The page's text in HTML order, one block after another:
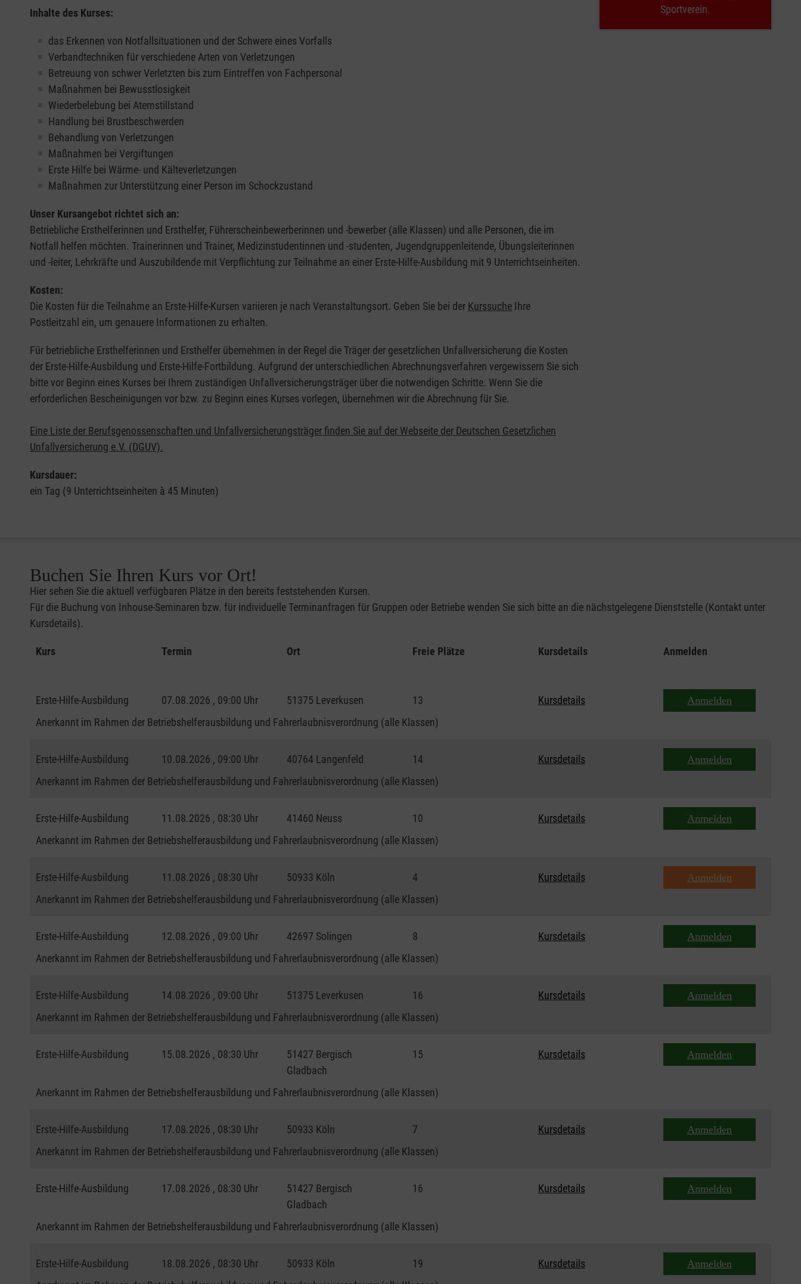
Inhalte des Kurses:
das Erkennen von Notfallsituationen und der Schwere eines Vorfalls
Verbandtechniken für verschiedene Arten von Verletzungen
Betreuung von schwer Verletzten bis zum Eintreffen von Fachpersonal
Maßnahmen bei Bewusstlosigkeit
Wiederbelebung bei Atemstillstand
Handlung bei Brustbeschwerden
Behandlung von Verletzungen
Maßnahmen bei Vergiftungen
Erste Hilfe bei Wärme- und Kälteverletzungen
Maßnahmen zur Unterstützung einer Person im Schockzustand
Unser Kursangebot richtet sich an:
Betriebliche Ersthelferinnen und Ersthelfer, Führerscheinbewerberinnen und -bewerber (alle Klassen) und alle Personen, die im
Notfall helfen möchten. Trainerinnen und Trainer, Medizinstudentinnen und -studenten, Jugendgruppenleitende, Übungsleiterinnen
und -leiter, Lehrkräfte und Auszubildende mit Verpflichtung zur Teilnahme an einer Erste-Hilfe-Ausbildung mit 9 Unterrichtseinheiten.
Kosten:
Die Kosten für die Teilnahme an Erste-Hilfe-Kursen variieren je nach Veranstaltungsort. Geben Sie bei der Kurssuche Ihre
Postleitzahl ein, um genauere Informationen zu erhalten.
Für betriebliche Ersthelferinnen und Ersthelfer übernehmen in der Regel die Träger der gesetzlichen Unfallversicherung die Kosten
der Erste-Hilfe-Ausbildung und Erste-Hilfe-Fortbildung. Aufgrund der unterschiedlichen Abrechnungsverfahren vergewissern Sie sich
bitte vor Beginn eines Kurses bei Ihrem zuständigen Unfallversicherungsträger über die notwendigen Schritte. Wenn Sie die
erforderlichen Bescheinigungen vor bzw. zu Beginn eines Kurses vorlegen, übernehmen wir die Abrechnung für Sie.
Eine Liste der Berufsgenossenschaften und Unfallversicherungsträger finden Sie auf der Webseite der Deutschen Gesetzlichen
Unfallversicherung e.V. (DGUV).
Kursdauer:
ein Tag (9 Unterrichtseinheiten à 45 Minuten)
Sportverein.
Buchen Sie Ihren Kurs vor Ort!
Hier sehen Sie die aktuell verfügbaren Plätze in den bereits feststehenden Kursen.
Für die Buchung von Inhouse-Seminaren bzw. für individuelle Terminanfragen für Gruppen oder Betriebe wenden Sie sich bitte an die nächstgelegene Dienststelle (Kontakt unter
Kursdetails).
Kurs Termin Ort Freie Plätze Kursdetails Anmelden
Erste-Hilfe-Ausbildung 07.08.2026 , 09:00 Uhr 51375 Leverkusen 13 Kursdetails Anmelden
Anerkannt im Rahmen der Betriebshelferausbildung und Fahrerlaubnisverordnung (alle Klassen)
Erste-Hilfe-Ausbildung 10.08.2026 , 09:00 Uhr 40764 Langenfeld 14 Kursdetails Anmelden
Anerkannt im Rahmen der Betriebshelferausbildung und Fahrerlaubnisverordnung (alle Klassen)
Erste-Hilfe-Ausbildung 11.08.2026 , 08:30 Uhr 41460 Neuss 10 Kursdetails Anmelden
Anerkannt im Rahmen der Betriebshelferausbildung und Fahrerlaubnisverordnung (alle Klassen)
Erste-Hilfe-Ausbildung 11.08.2026 , 08:30 Uhr 50933 Köln 4 Kursdetails Anmelden
Anerkannt im Rahmen der Betriebshelferausbildung und Fahrerlaubnisverordnung (alle Klassen)
Erste-Hilfe-Ausbildung 12.08.2026 , 09:00 Uhr 42697 Solingen 8 Kursdetails Anmelden
Anerkannt im Rahmen der Betriebshelferausbildung und Fahrerlaubnisverordnung (alle Klassen)
Erste-Hilfe-Ausbildung 14.08.2026 , 09:00 Uhr 51375 Leverkusen 16 Kursdetails Anmelden
Anerkannt im Rahmen der Betriebshelferausbildung und Fahrerlaubnisverordnung (alle Klassen)
Erste-Hilfe-Ausbildung 15.08.2026 , 08:30 Uhr
51427 Bergisch
Gladbach
15 Kursdetails Anmelden
Anerkannt im Rahmen der Betriebshelferausbildung und Fahrerlaubnisverordnung (alle Klassen)
Erste-Hilfe-Ausbildung 17.08.2026 , 08:30 Uhr 50933 Köln 7 Kursdetails Anmelden
Anerkannt im Rahmen der Betriebshelferausbildung und Fahrerlaubnisverordnung (alle Klassen)
Erste-Hilfe-Ausbildung 17.08.2026 , 08:30 Uhr
51427 Bergisch
Gladbach
16 Kursdetails Anmelden
Anerkannt im Rahmen der Betriebshelferausbildung und Fahrerlaubnisverordnung (alle Klassen)
Erste-Hilfe-Ausbildung 18.08.2026 , 08:30 Uhr 50933 Köln 19 Kursdetails Anmelden